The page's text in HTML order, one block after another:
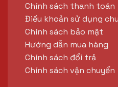
Chính sách thanh toán
Điều khoản sử dụng
Chính sách bảo mật
Hướng dẫn mua hàng
Chính sách đổi trả
Chính sách vận chuyển